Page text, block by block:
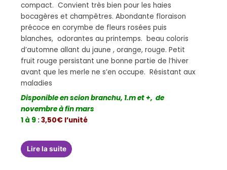
compact. Convient très bien pour les haies
bocagères et champêtres. Abondante floraison
précoce en corymbe de fleurs rosées puis
blanches, odorantes au printemps. beau coloris
d’automne allant du jaune , orange, rouge. Petit
fruit rouge persistant une bonne partie de l’hiver
avant que les merle ne s’en occupe. Résistant aux
maladies
Disponible en scion branchu, 1.m et +, de
novembre à fin mars
1 à 9 :3,50€ l’unité
Lire la suite